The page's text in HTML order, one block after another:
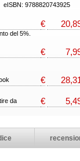
eISBN: 9788820743925
€
del 5%.
€
€
da €